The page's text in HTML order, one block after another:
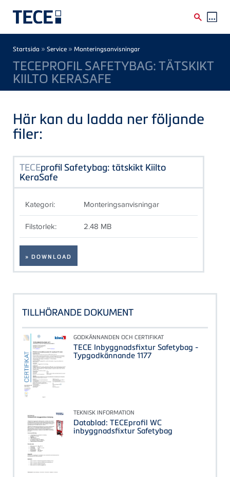
Breadcrumb
Startsida » Service » Monteringsanvisningar
TECEPROFIL SAFETYBAG: TÄTSKIKT
KIILTO KERASAFE
Här kan du ladda ner följande
filer:
TECEprofil Safetybag: tätskikt Kiilto
KeraSafe
Kategori: Monteringsanvisningar
Filstorlek: 2.48 MB
» DOWNLOAD
TILLHÖRANDE DOKUMENT
GODKÄNNANDEN OCH CERTIFIKAT
TECE Inbyggnadsfixtur Safetybag -
Typgodkännande 1177
TEKNISK INFORMATION
Datablad: TECEprofil WC
inbyggnadsfixtur Safetybag